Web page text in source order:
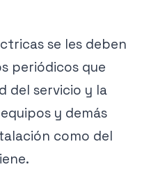
se les deben
periódicos que
del servicio y la
y demás
como del